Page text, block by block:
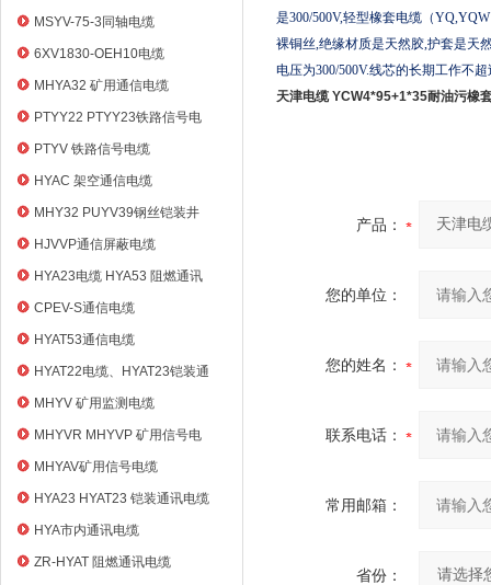
MSYV-75-3同轴电缆
6XV1830-OEH10电缆
MHYA32 矿用通信电缆
PTYY22 PTYY23铁路信号电
缆
PTYV 铁路信号电缆
HYAC 架空通信电缆
MHY32 PUYV39钢丝铠装井
筒信号电缆
HJVVP通信屏蔽电缆
HYA23电缆 HYA53 阻燃通讯
电缆
CPEV-S通信电缆
HYAT53通信电缆
HYAT22电缆、HYAT23铠装通
信电缆
MHYV 矿用监测电缆
MHYVR MHYVP 矿用信号电
缆
MHYAV矿用信号电缆
HYA23 HYAT23 铠装通讯电缆
HYA市内通讯电缆
ZR-HYAT 阻燃通讯电缆
是300/500V,轻型橡套电缆（
裸铜丝,绝缘材质是天然胶,护套是天
电压为300/500V.线芯的长期工作不
天津电缆 YCW4*95+1*35耐油污橡
产品：
您的单位：
您的姓名：
联系电话：
常用邮箱：
省份：